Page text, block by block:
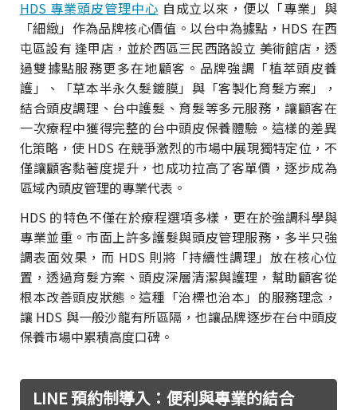
HDS 專業頭皮管理中心 自成立以來，便以「專業」與
「細緻」作為品牌核心價值。以台中為據點，HDS 在西
屯區設有 逢甲店，並於西區三民西路設立 美術館店，透
過雙據點服務更多在地顧客。品牌強調「植萃頭皮養
護」、「草本半永久髮鍍膜」與「客製化育髮方案」，
結合頭皮調理、台中護髮、育髮等多元服務，讓顧客在
一次療程中獲得完整的台中頭皮保養體驗。這樣的差異
化策略，使 HDS 在競爭激烈的市場中展現獨特定位，不
僅讓顧客黏著度提升，也成功拉高了客單價，逐步成為
區域內頭皮管理的專業代表。
HDS 的特色不僅在於療程選項多樣，更在於強調科學與
專業並重。市面上許多護髮與頭皮管理服務，多半只強
調表面效果，而 HDS 則將「持續性調理」放在核心位
置，透過育髮方案、頭皮深層清潔與護理，幫助顧客從
根本改善頭皮狀態。這種「治標也治本」的服務理念，
讓 HDS 與一般沙龍有所區隔，也讓品牌逐步在台中頭皮
保養市場中累積高度口碑。
LINE 預約制導入：便利與專業的結合